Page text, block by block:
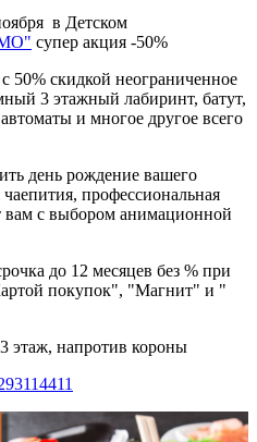
в Детском
супер акция -50%
50% скидкой неограниченное
3 этажный лабиринт, батут,
и многое другое всего
день рождение вашего
чаепития, профессиональная
вам с выбором анимационной
до 12 месяцев без % при
покупок", "Магнит" и "
этаж, напротив короны